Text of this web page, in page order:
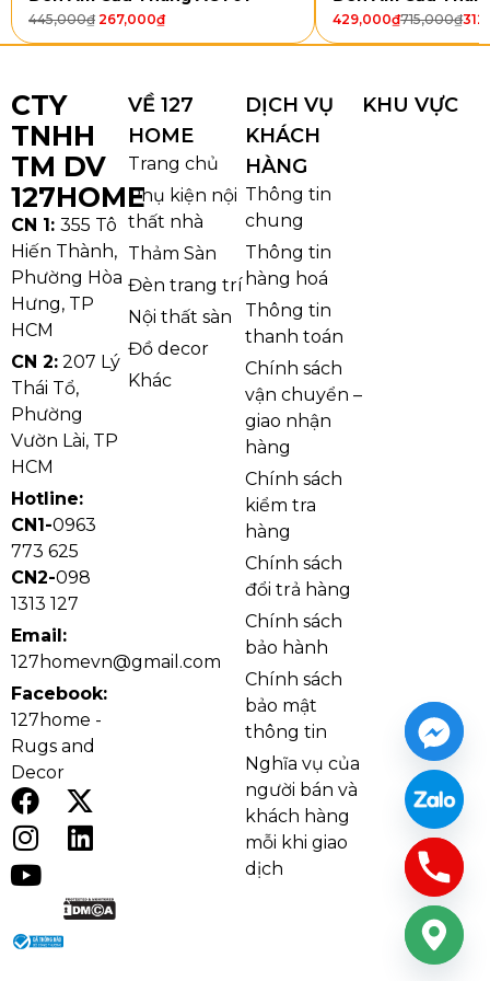
Đèn Tường VNT341
Thân đèn được làm từ
kim loại sơn tĩnh điện
mặt chắc chắn, khó bong tróc và hạn chế gỉ sét khi
lắp ngoài trời. Phần tán sáng phía sau sử dụng
hoặc kính mờ
giúp ánh sáng LED tỏa đều, dịu mắt,
đồng thời bảo vệ nguồn sáng khỏi bụi bẩn và nước
mưa. Chuẩn
đảm bảo Đèn Tường VNT341 hoạt
động ổn định trong điều kiện thời tiết ngoài trời.
Đèn Tường VNT341
3. Lý do nên chọn
VNT341
445,000₫ 267,000₫ 715,000₫
429,000₫
CTY
TNHH
TM DV
127HOME
CN 1: 355 Tô
Hiến Thành,
Phường Hòa
Hưng, TP
HCM
CN 2: 207 Lý
Thái Tổ,
Phường
Vườn Lài, TP
HCM
Hotline:
CN1-0963
773 625
CN2-098
1313 127
Email:
127homevn@gmail.com
Facebook:
127home -
Rugs and
Decor
VỀ 127
HOME
Trang chủ
Phụ kiện nội
thất nhà
Thảm Sàn
Đèn trang trí
Nội thất sàn
Đồ decor
Khác
DỊCH VỤ
KHÁCH
HÀNG
Thông tin
chung
Thông tin
hàng hoá
Thông tin
thanh toán
Chính sách
vận chuyển –
giao nhận
hàng
Chính sách
kiểm tra
hàng
Chính sách
đổi trả hàng
Chính sách
bảo hành
Chính sách
bảo mật
thông tin
Nghĩa vụ của
người bán và
khách hàng
mỗi khi giao
dịch
KHU VỰC